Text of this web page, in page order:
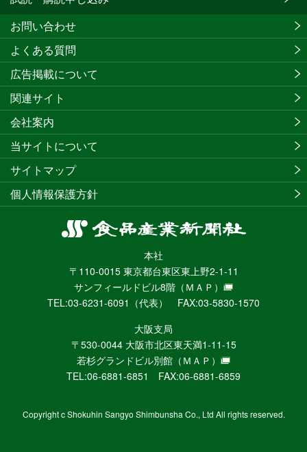
食
産
業
新
聞
社
ニ
ュ
ー
WEB
本社
〒110-0015 東京都台東区東上野2-1-11
サンフィールドビル8階 （ＭＡＰ）
TEL:03-6231-6091（代表） FAX:03-5830-1570
大阪支局
〒530-0044 大阪市北区東天満1-11-15
若杉グランドビル別館 （ＭＡＰ）
TEL:06-6881-6851 FAX:06-6881-6859
お問い合わせ
よくある質問
広告掲載について
関連サイト
会社案内
当サイトについて
サイトマップ
個人情報保護方針
Copyright c Shokuhin Sangyo Shimbunsha Co., Ltd All rights reserved.